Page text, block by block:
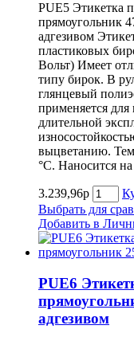
PUE5 Этикетка
прямоугольник
адгезивом
пластиковых
Вольт) Имеет
типу бирок. В
глянцевый
применяется
длительной
выцветанию.
°С. Наносится
3.239,96р
Выбрать для
Добавить в
PUE6
адгезивом